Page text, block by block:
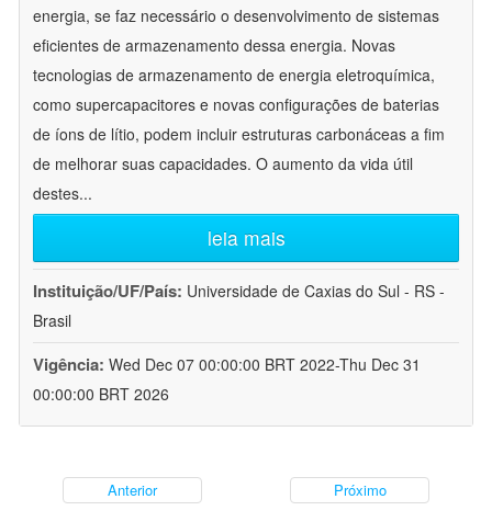
energia, se faz necessário o desenvolvimento de sistemas
eficientes de armazenamento dessa energia. Novas
tecnologias de armazenamento de energia eletroquímica,
como supercapacitores e novas configurações de baterias
de íons de lítio, podem incluir estruturas carbonáceas a fim
de melhorar suas capacidades. O aumento da vida útil
destes...
leia mais
Instituição/UF/País: Universidade de Caxias do Sul - RS -
Brasil
Vigência: Wed Dec 07 00:00:00 BRT 2022-Thu Dec 31
00:00:00 BRT 2026
Anterior Próximo